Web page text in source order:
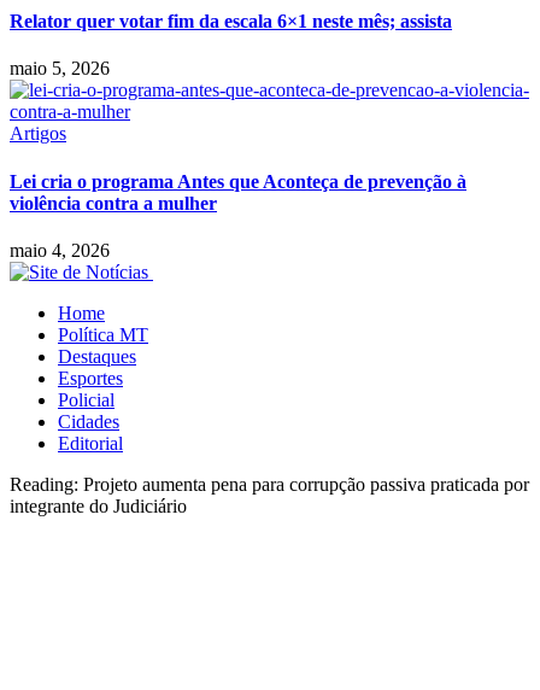
Relator quer votar fim da escala 6×1 neste mês; assista
maio 5, 2026
Artigos
Lei cria o programa Antes que Aconteça de prevenção à
violência contra a mulher
maio 4, 2026
Home
Política MT
Destaques
Esportes
Policial
Cidades
Editorial
Reading: Projeto aumenta pena para corrupção passiva praticada por
integrante do Judiciário